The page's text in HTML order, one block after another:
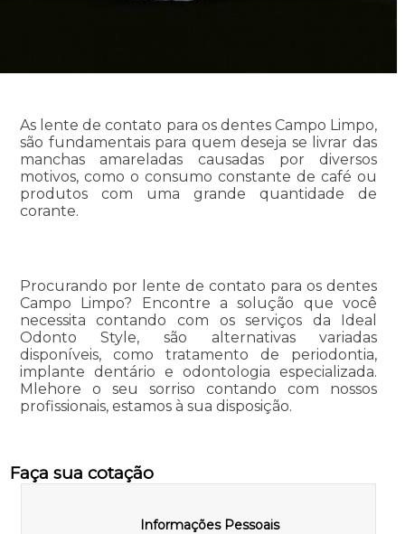
As lente de contato para os dentes Campo Limpo,
são fundamentais para quem deseja se livrar das
manchas amareladas causadas por diversos
motivos, como o consumo constante de café ou
produtos com uma grande quantidade de
corante.
Procurando por lente de contato para os dentes
Campo Limpo? Encontre a solução que você
necessita contando com os serviços da Ideal
Odonto Style, são alternativas variadas
disponíveis, como tratamento de periodontia,
implante dentário e odontologia especializada.
Mlehore o seu sorriso contando com nossos
profissionais, estamos à sua disposição.
Faça sua cotação
Informações Pessoais